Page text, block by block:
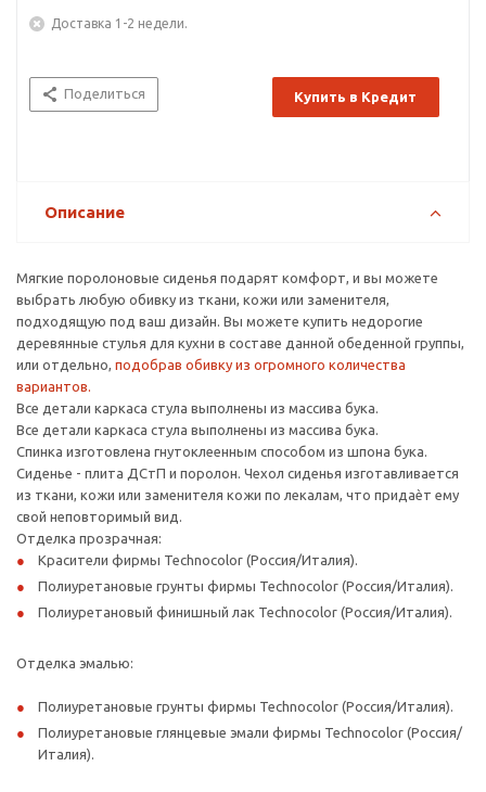
Доставка 1-2 недели.
Поделиться Купить в Кредит
Описание
Мягкие поролоновые сиденья подарят комфорт, и вы можете
выбрать любую обивку из ткани, кожи или заменителя,
подходящую под ваш дизайн. Вы можете купить недорогие
деревянные стулья для кухни в составе данной обеденной группы,
или отдельно, подобрав обивку из огромного количества
вариантов.
Все детали каркаса стула выполнены из массива бука.
Все детали каркаса стула выполнены из массива бука.
Спинка изготовлена гнутоклеенным способом из шпона бука.
Сиденье - плита ДСтП и поролон. Чехол сиденья изготавливается
из ткани, кожи или заменителя кожи по лекалам, что придаѐт ему
свой неповторимый вид.
Отделка прозрачная:
Красители фирмы Technocolor (Россия/Италия).
Полиуретановые грунты фирмы Technocolor (Россия/Италия).
Полиуретановый финишный лак Technocolor (Россия/Италия).
Отделка эмалью:
Полиуретановые грунты фирмы Technocolor (Россия/Италия).
Полиуретановые глянцевые эмали фирмы Technocolor (Россия/
Италия).